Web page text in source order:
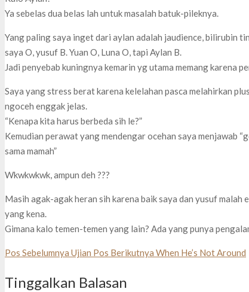
Ya sebelas dua belas lah untuk masalah batuk-pileknya.
Yang paling saya inget dari aylan adalah jaudience, bilirubin
saya O, yusuf B. Yuan O, Luna O, tapi Aylan B.
Jadi penyebab kuningnya kemarin yg utama memang karena
Saya yang stress berat karena kelelahan pasca melahirkan
ngoceh enggak jelas.
“Kenapa kita harus berbeda sih le?”
Kemudian perawat yang mendengar ocehan saya menjawab
sama mamah”
Wkwkwkwk, ampun deh ???
Masih agak-agak heran sih karena baik saya dan yusuf malah
yang kena.
Gimana kalo temen-temen yang lain? Ada yang punya
Pos Sebelumnya Ujian Pos Berikutnya When He’s Not Around
Tinggalkan Balasan